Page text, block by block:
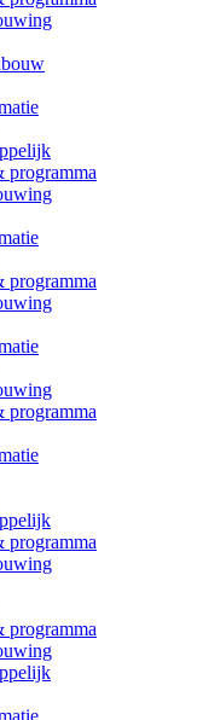
programma
programma
programma
programma
programma